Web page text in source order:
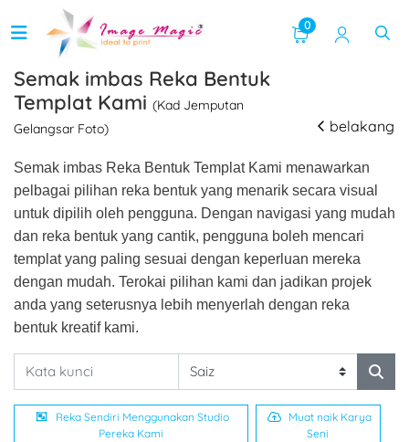
0
Semak imbas Reka Bentuk
Templat Kami (Kad Jemputan
Gelangsar Foto)
belakang
Semak imbas Reka Bentuk Templat Kami menawarkan
pelbagai pilihan reka bentuk yang menarik secara visual
untuk dipilih oleh pengguna. Dengan navigasi yang mudah
dan reka bentuk yang cantik, pengguna boleh mencari
templat yang paling sesuai dengan keperluan mereka
dengan mudah. Terokai pilihan kami dan jadikan projek
anda yang seterusnya lebih menyerlah dengan reka
bentuk kreatif kami.
Reka Sendiri Menggunakan Studio
Pereka Kami
Muat naik Karya
Seni